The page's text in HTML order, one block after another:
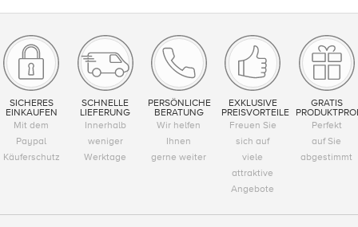
SICHERES
EINKAUFEN
Mit dem
Paypal
Käuferschutz
SCHNELLE
LIEFERUNG
Innerhalb
weniger
Werktage
PERSÖNLICHE
BERATUNG
Wir helfen
Ihnen
gerne weiter
EXKLUSIVE
PREISVORTEILE
Freuen Sie
sich auf
viele
attraktive
Angebote
GRATIS
Perfekt
auf Sie
abgestimmt